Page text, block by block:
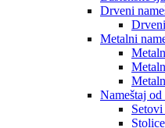
Drveni
Metalni
Nameštaj od
Setovi